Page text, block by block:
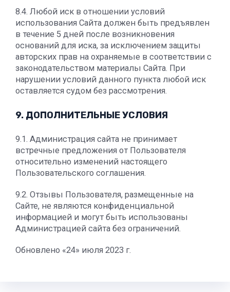
8.4. Любой иск в отношении условий
использования Сайта должен быть предъявлен
в течение 5 дней после возникновения
оснований для иска, за исключением защиты
авторских прав на охраняемые в соответствии с
законодательством материалы Сайта. При
нарушении условий данного пункта любой иск
оставляется судом без рассмотрения.
9. ДОПОЛНИТЕЛЬНЫЕ УСЛОВИЯ
9.1. Администрация сайта не принимает
встречные предложения от Пользователя
относительно изменений настоящего
Пользовательского соглашения.
9.2. Отзывы Пользователя, размещенные на
Сайте, не являются конфиденциальной
информацией и могут быть использованы
Администрацией сайта без ограничений.
Обновлено «24» июля 2023 г.